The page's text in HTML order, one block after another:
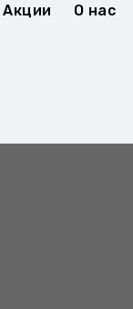
Акции О нас